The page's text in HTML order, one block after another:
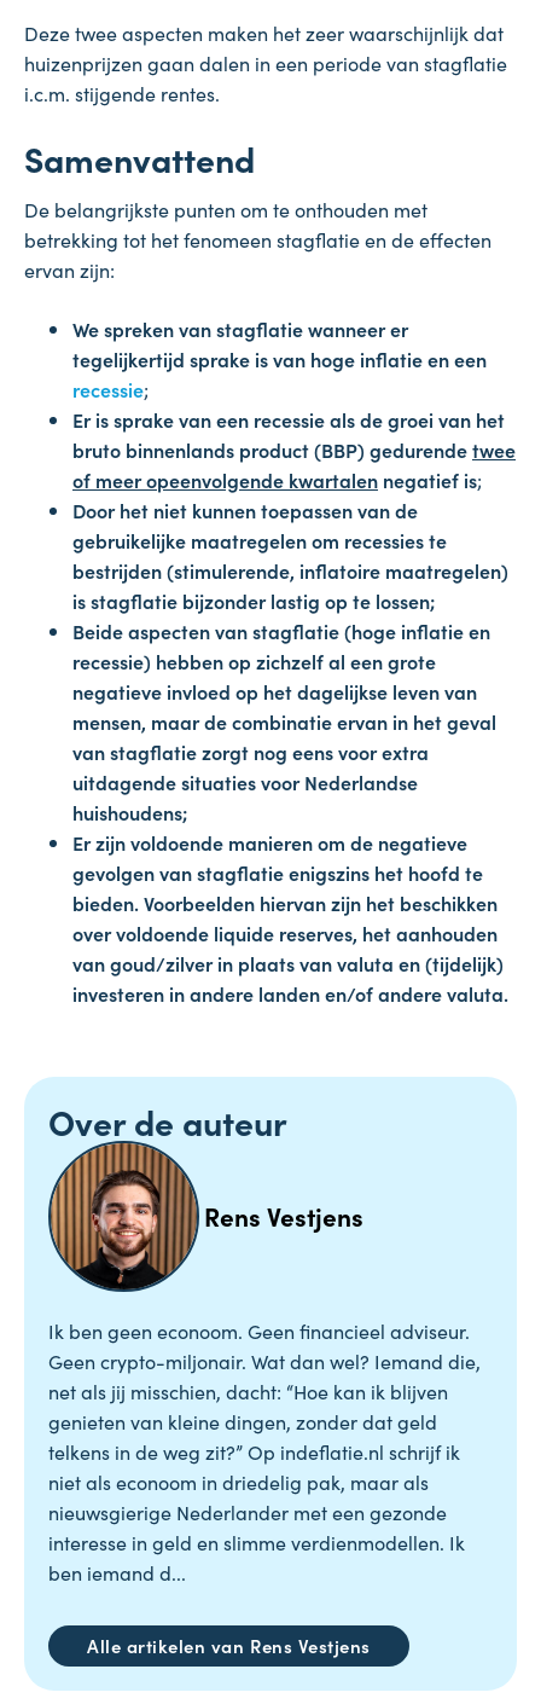
Deze twee aspecten maken het zeer waarschijnlijk dat
huizenprijzen gaan dalen in een periode van stagflatie
i.c.m. stijgende rentes.
Samenvattend
De belangrijkste punten om te onthouden met
betrekking tot het fenomeen stagflatie en de effecten
ervan zijn:
We spreken van stagflatie wanneer er
tegelijkertijd sprake is van hoge inflatie en een
recessie;
Er is sprake van een recessie als de groei van het
bruto binnenlands product (BBP) gedurendetwee
of meer opeenvolgende kwartalen negatief is;
Door het niet kunnen toepassen van de
gebruikelijke maatregelen om recessies te
bestrijden (stimulerende, inflatoire maatregelen)
is stagflatie bijzonder lastig op te lossen;
Beide aspecten van stagflatie (hoge inflatie en
recessie) hebben op zichzelf al een grote
negatieve invloed op het dagelijkse leven van
mensen, maar de combinatie ervan in het geval
van stagflatie zorgt nog eens voor extra
uitdagende situaties voor Nederlandse
huishoudens;
Er zijn voldoende manieren om de negatieve
gevolgen van stagflatie enigszins het hoofd te
bieden. Voorbeelden hiervan zijn het beschikken
over voldoende liquide reserves, het aanhouden
van goud/zilver in plaats van valuta en (tijdelijk)
investeren in andere landen en/of andere valuta.
Over de auteur
Rens Vestjens
Ik ben geen econoom. Geen financieel adviseur.
Geen crypto-miljonair. Wat dan wel? Iemand die,
net als jij misschien, dacht: “Hoe kan ik blijven
genieten van kleine dingen, zonder dat geld
telkens in de weg zit?” Op indeflatie.nl schrijf ik
niet als econoom in driedelig pak, maar als
nieuwsgierige Nederlander met een gezonde
interesse in geld en slimme verdienmodellen. Ik
ben iemand d...
Alle artikelen van Rens Vestjens